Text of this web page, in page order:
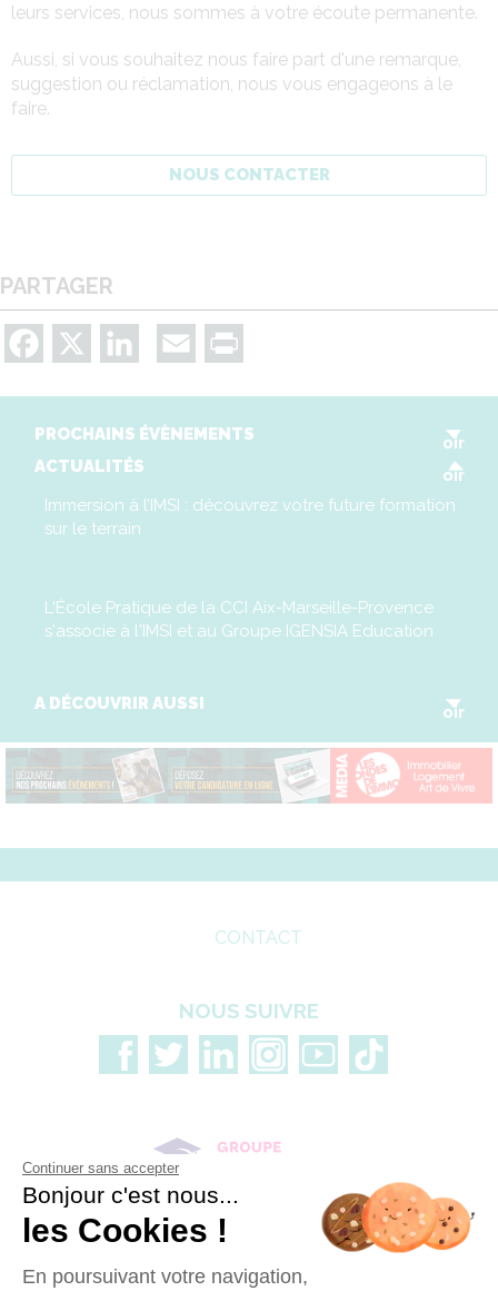
leurs services, nous sommes à votre écoute permanente.
Aussi, si vous souhaitez nous faire part d'une remarque,
suggestion ou réclamation, nous vous engageons à le
faire.
NOUS CONTACTER
PARTAGER
Facebook LinkedIn Email
PROCHAINS ÉVÈNEMENTS
oir
ACTUALITÉS
oir
Immersion à l’IMSI : découvrez votre future formation
sur le terrain
L'École Pratique de la CCI Aix-Marseille-Provence
s'associe à l'IMSI et au Groupe IGENSIA Education
A DÉCOUVRIR AUSSI
oir
CONTACT
NOUS SUIVRE
Continuer sans accepter
Bonjour c'est nous...
les Cookies !
En poursuivant votre navigation,